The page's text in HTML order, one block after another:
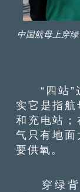
中国航母上穿
“四站”这
实它是指
和充电站；
气只有地面
要供氧。
穿绿背